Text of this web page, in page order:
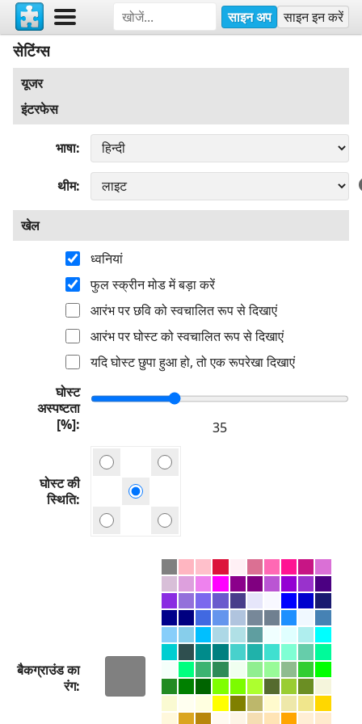
साइन अप साइन इन करें
सेटिंग्स
यूजर
इंटरफेस
भाषा
थीम
खेल
ध्वनियां
फुल स्क्रीन मोड में बड़ा करें
आरंभ पर छवि को स्वचालित रूप से दिखाएं
आरंभ पर घोस्ट को स्वचालित रूप से दिखाएं
यदि घोस्ट छुपा हुआ हो, तो एक रूपरेखा दिखाएं
घोस्ट
अस्पष्टता
[%]
घोस्ट की
स्थिति
बैकग्राउंड का
रंग